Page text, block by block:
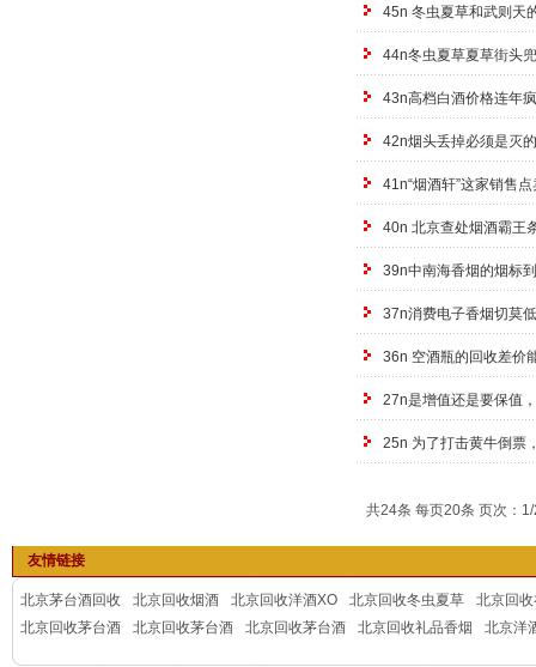
45n 冬虫夏草和武则天
44n冬虫夏草夏草街头
43n高档白酒价格连年
42n烟头丢掉必须是灭
41n“烟酒轩”这家销售
40n 北京查处烟酒霸王
39n中南海香烟的烟标
37n消费电子香烟切莫
36n 空酒瓶的回收差价
27n是增值还是要保值
25n 为了打击黄牛倒票
共24条 每页20条 页次：
友情链接
北京茅台酒回收 北京回收烟酒 北京回收洋酒XO 北京回收冬虫夏草
北京回
北京回收茅台酒
北京回收茅台酒 北京回收茅台酒 北京回收礼品香烟 北京洋